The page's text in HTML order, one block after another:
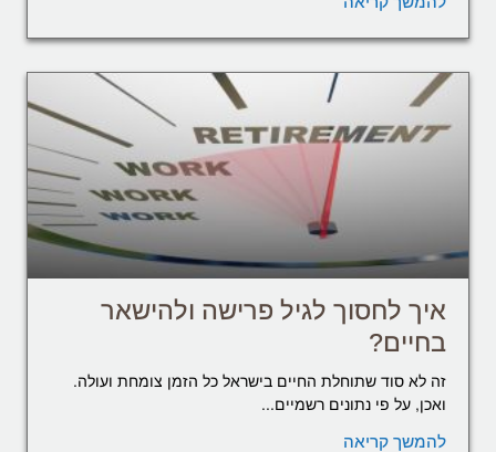
איך לחסוך לגיל פרישה ולהישאר
בחיים?
זה לא סוד שתוחלת החיים בישראל כל הזמן צומחת ועולה.
ואכן, על פי נתונים רשמיים...
להמשך קריאה